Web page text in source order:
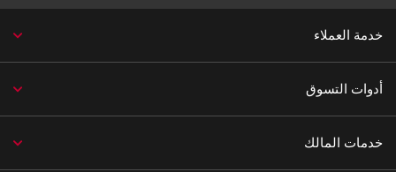
G
E
خدمة العملاء
G
أدوات التسوق
G
خدمات المالك